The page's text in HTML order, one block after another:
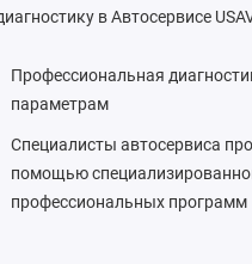
в Автосервисе
Профессиональная
параметрам
Специалисты автосервиса
помощью
профессиональных программ